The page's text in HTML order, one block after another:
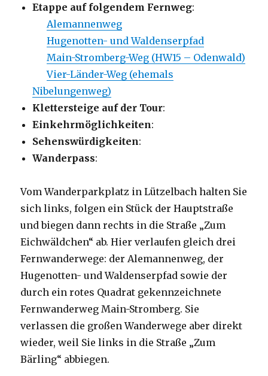
Etappe auf folgendem Fernweg:
Alemannenweg
Hugenotten- und Waldenserpfad
Main-Stromberg-Weg (HW15 – Odenwald)
Vier-Länder-Weg (ehemals
Nibelungenweg)
Klettersteige auf der Tour:
Einkehrmöglichkeiten:
Sehenswürdigkeiten:
Wanderpass:
Vom Wanderparkplatz in Lützelbach halten Sie
sich links, folgen ein Stück der Hauptstraße
und biegen dann rechts in die Straße „Zum
Eichwäldchen“ ab. Hier verlaufen gleich drei
Fernwanderwege: der Alemannenweg, der
Hugenotten- und Waldenserpfad sowie der
durch ein rotes Quadrat gekennzeichnete
Fernwanderweg Main-Stromberg. Sie
verlassen die großen Wanderwege aber direkt
wieder, weil Sie links in die Straße „Zum
Bärling“ abbiegen.